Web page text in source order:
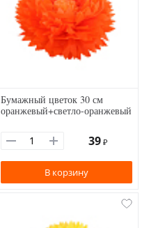
Бумажный цветок 30 см
оранжевый+светло-оранжевый
39 ₽
В корзину